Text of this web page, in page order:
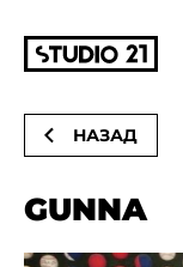
ГлавнаяНовости
НАЗАД
GUNNA